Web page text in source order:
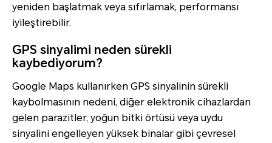
yeniden başlatmak veya sıfırlamak, performansı
iyileştirebilir.
GPS sinyalimi neden sürekli
kaybediyorum?
Google Maps kullanırken GPS sinyalinin sürekli
kaybolmasının nedeni, diğer elektronik cihazlardan
gelen parazitler, yoğun bitki örtüsü veya uydu
sinyalini engelleyen yüksek binalar gibi çevresel